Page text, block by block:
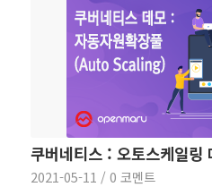
쿠버네티스 : 오토스케일링
2021-05-11 / 0 코멘트